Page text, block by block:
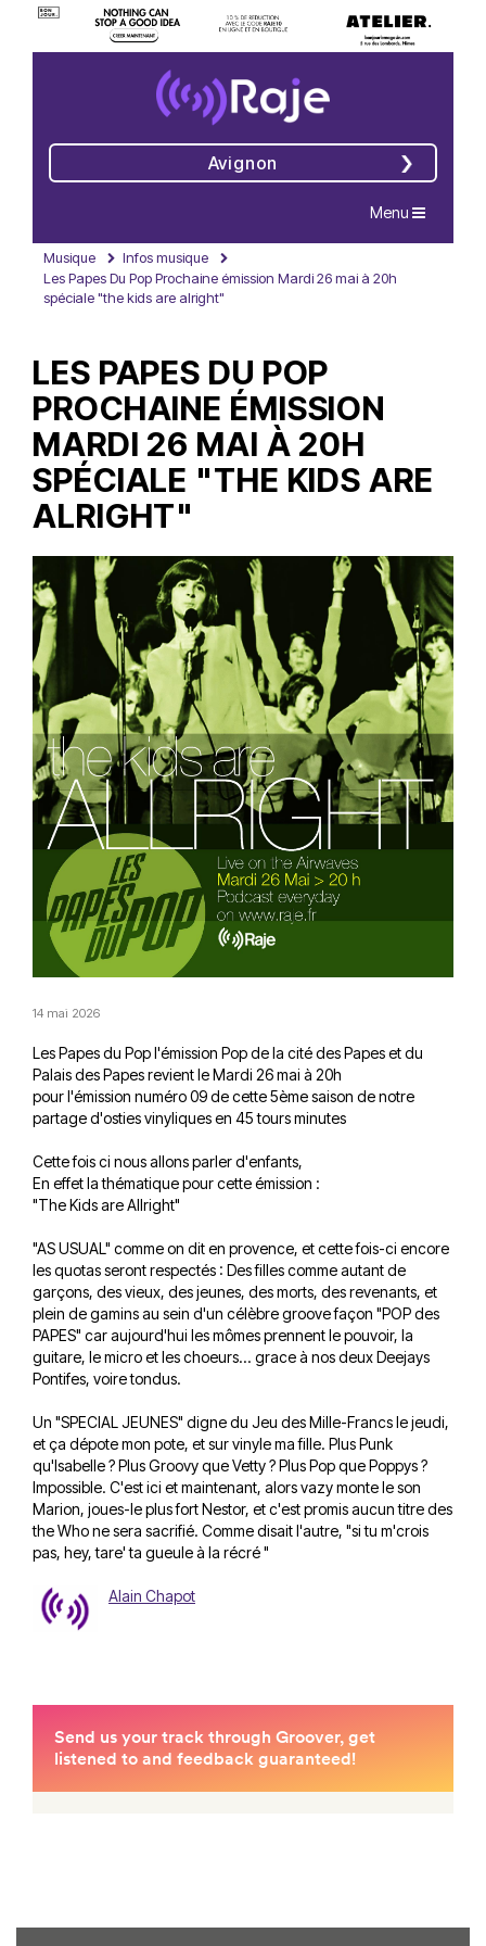
Avignon
Navigation
Menu
Musique
Infos musique
Les Papes Du Pop Prochaine émission Mardi 26 mai à 20h
spéciale "the kids are alright"
LES PAPES DU POP
PROCHAINE ÉMISSION
MARDI 26 MAI À 20H
SPÉCIALE "THE KIDS ARE
ALRIGHT"
14 mai 2026
Les Papes du Pop l'émission Pop de la cité des Papes et du
Palais des Papes revient le Mardi 26 mai à 20h
pour l'émission numéro 09 de cette 5ème saison de notre
partage d'osties vinyliques en 45 tours minutes
Cette fois ci nous allons parler d'enfants,
En effet la thématique pour cette émission :
"The Kids are Allright"
"AS USUAL" comme on dit en provence, et cette fois-ci encore
les quotas seront respectés : Des filles comme autant de
garçons, des vieux, des jeunes, des morts, des revenants, et
plein de gamins au sein d'un célèbre groove façon "POP des
PAPES" car aujourd'hui les mômes prennent le pouvoir, la
guitare, le micro et les choeurs... grace à nos deux Deejays
Pontifes, voire tondus.
Un "SPECIAL JEUNES" digne du Jeu des Mille-Francs le jeudi,
et ça dépote mon pote, et sur vinyle ma fille. Plus Punk
qu'Isabelle ? Plus Groovy que Vetty ? Plus Pop que Poppys ?
Impossible. C'est ici et maintenant, alors vazy monte le son
Marion, joues-le plus fort Nestor, et c'est promis aucun titre des
the Who ne sera sacrifié. Comme disait l'autre, "si tu m'crois
pas, hey, tare' ta gueule à la récré "
Alain Chapot